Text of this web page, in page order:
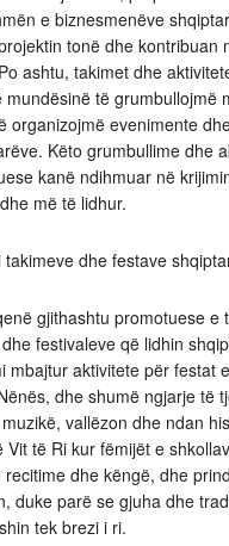
e biznesmenëve
tonë dhe kontribuan
ashtu, takimet dhe
mundësinë të grumbullojmë
organizojmë evenimente
Këto grumbullime dhe
kanë ndihmuar në
më të lidhur.
takimeve dhe festave
gjithashtu promotuese e
festivaleve që lidhin
mbajtur aktivitete për festat
dhe shumë ngjarje të
vallëzon dhe ndan
Vit të Ri kur fëmijët e
dhe këngë, dhe
duke parë se gjuha dhe
tek brezi i ri.